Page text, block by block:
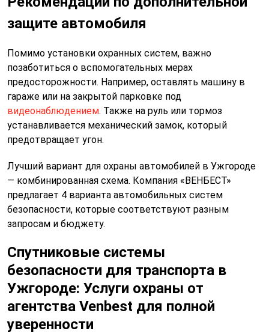
защите автомобиля
Помимо установки охранных систем, важно
позаботиться о вспомогательных мерах
предосторожности. Например, оставлять машину в
гараже или на закрытой парковке под
видеонаблюдением. Также на руль или тормоз
устанавливается механический замок, который
предотвращает угон.
Лучший вариант для охраны автомобилей в Ужгороде
— комбинированная схема. Компания «ВЕНБЕСТ»
предлагает 4 варианта автомобильных систем
безопасности, которые соответствуют разным
запросам и бюджету.
Спутниковые системы
безопасности для транспорта в
Ужгороде: Услуги охраны от
агентства Venbest для полной
уверенности